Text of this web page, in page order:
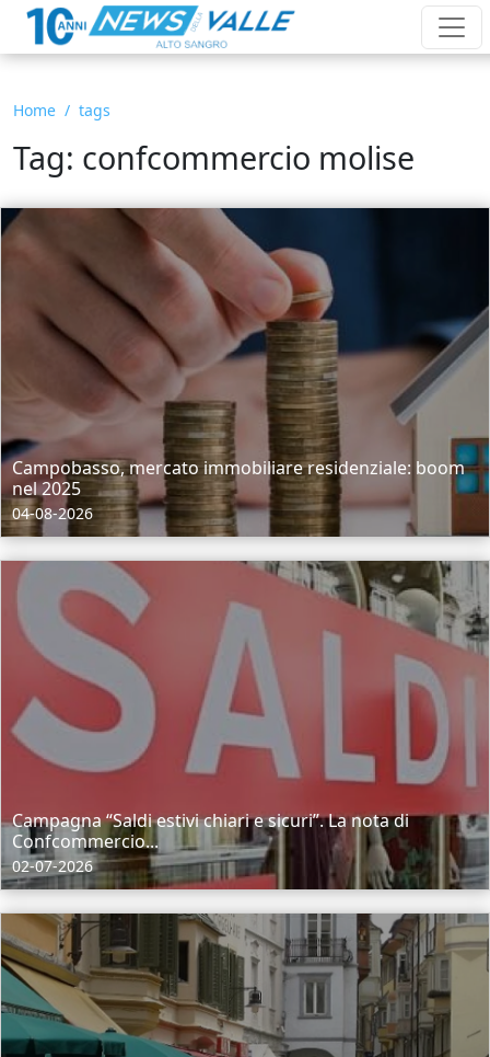
Home tags
Tag: confcommercio molise
Campobasso, mercato immobiliare residenziale: boom
nel 2025
04-08-2026
Campagna “Saldi estivi chiari e sicuri”. La nota di
Confcommercio...
02-07-2026